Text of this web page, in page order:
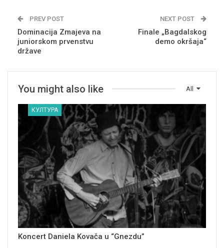
PREV POST
Dominacija Zmajeva na
juniorskom prvenstvu
države
NEXT POST
Finale „Bagdalskog
demo okršaja“
All
You might also like
КУЛТУРА
Koncert Daniela Kovača u “Gnezdu”